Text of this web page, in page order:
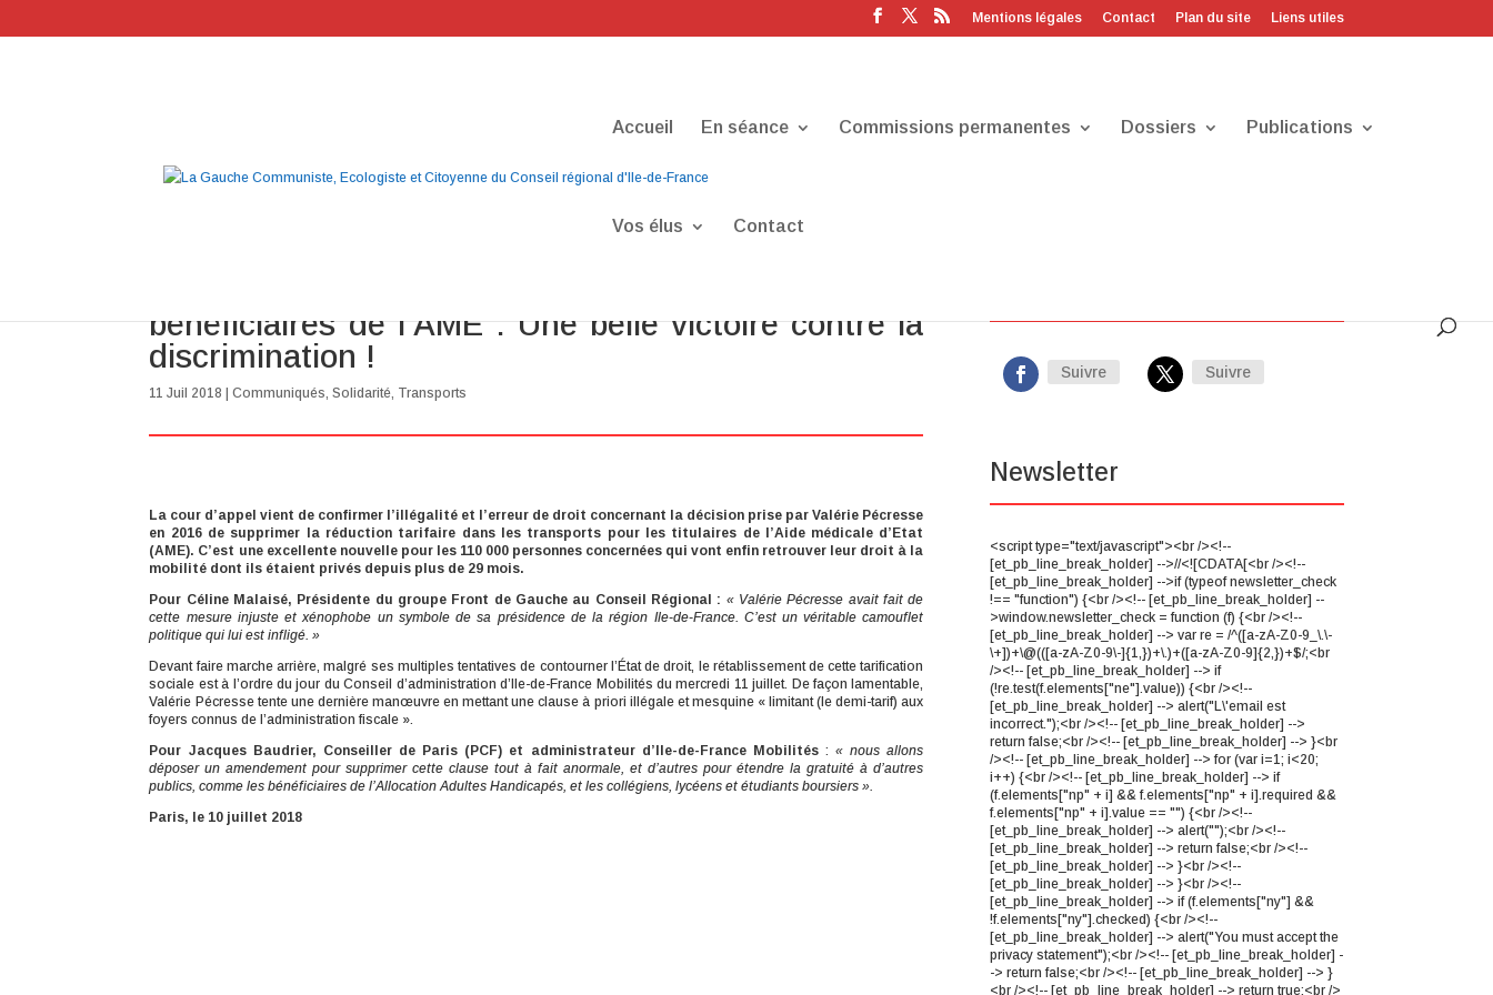
Mentions légales Contact Plan du site Liens utiles
Accueil En séance Commissions permanentes Dossiers Publications
Vos élus Contact
bénéficiaires de l’AME : Une belle victoire contre la
discrimination !
11 Juil 2018 |Communiqués ,Solidarité Transports
La cour d’appel vient de confirmer l’illégalité et l’erreur de droit concernant la décision prise par Valérie Pécresse
en 2016 de supprimer la réduction tarifaire dans les transports pour les titulaires de l’Aide médicale d’Etat
(AME). C’est une excellente nouvelle pour les 110 000 personnes concernées qui vont enfin retrouver leur droit à la
mobilité dont ils étaient privés depuis plus de 29 mois.
Pour Céline Malaisé, Présidente du groupe Front de Gauche au Conseil Régional : « Valérie Pécresse avait fait de
cette mesure injuste et xénophobe un symbole de sa présidence de la région Ile-de-France. C’est un véritable camouflet
politique qui lui est infligé. »
Devant faire marche arrière, malgré ses multiples tentatives de contourner l’État de droit, le rétablissement de cette tarification
sociale est à l’ordre du jour du Conseil d’administration d’Ile-de-France Mobilités du mercredi 11 juillet. De façon lamentable,
Valérie Pécresse tente une dernière manœuvre en mettant une clause à priori illégale et mesquine « limitant (le demi-tarif) aux
foyers connus de l’administration fiscale ».
Pour Jacques Baudrier, Conseiller de Paris (PCF) et administrateur d’Ile-de-France Mobilités:« nous allons
déposer un amendement pour supprimer cette clause tout à fait anormale, et d’autres pour étendre la gratuité à d’autres
publics, comme les bénéficiaires de l’Allocation Adultes Handicapés, et les collégiens, lycéens et étudiants boursiers ».
Paris, le 10 juillet 2018
Suivre Suivre
Newsletter
<script type="text/javascript"><br /><!--
[et_pb_line_break_holder] -->//<![CDATA[<br /><!--
[et_pb_line_break_holder] -->if (typeof newsletter_check
!== "function") {<br /><!-- [et_pb_line_break_holder] --
>window.newsletter_check = function (f) {<br /><!--
[et_pb_line_break_holder] --> var re = /^([a-zA-Z0-9_\.\-
\+])+\@(([a-zA-Z0-9\-]{1,})+\.)+([a-zA-Z0-9]{2,})+$/;<br
/><!-- [et_pb_line_break_holder] --> if
(!re.test(f.elements["ne"].value)) {<br /><!--
[et_pb_line_break_holder] --> alert("L\'email est
incorrect.");<br /><!-- [et_pb_line_break_holder] -->
return false;<br /><!-- [et_pb_line_break_holder] --> }<br
/><!-- [et_pb_line_break_holder] --> for (var i=1; i<20;
i++) {<br /><!-- [et_pb_line_break_holder] --> if
(f.elements["np" + i] && f.elements["np" + i].required &&
f.elements["np" + i].value == "") {<br /><!--
[et_pb_line_break_holder] --> alert("");<br /><!--
[et_pb_line_break_holder] --> return false;<br /><!--
[et_pb_line_break_holder] --> }<br /><!--
[et_pb_line_break_holder] --> }<br /><!--
[et_pb_line_break_holder] --> if (f.elements["ny"] &&
!f.elements["ny"].checked) {<br /><!--
[et_pb_line_break_holder] --> alert("You must accept the
privacy statement");<br /><!-- [et_pb_line_break_holder] -
-> return false;<br /><!-- [et_pb_line_break_holder] --> }
<br /><!-- [et_pb_line_break_holder] --> return true;<br />